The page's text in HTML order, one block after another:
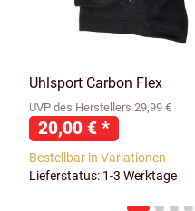
Uhlsport Carbon Flex
UVP des Herstellers 29,99 €
20,00 € *
Bestellbar in Variationen
Lieferstatus: 1-3 Werktage